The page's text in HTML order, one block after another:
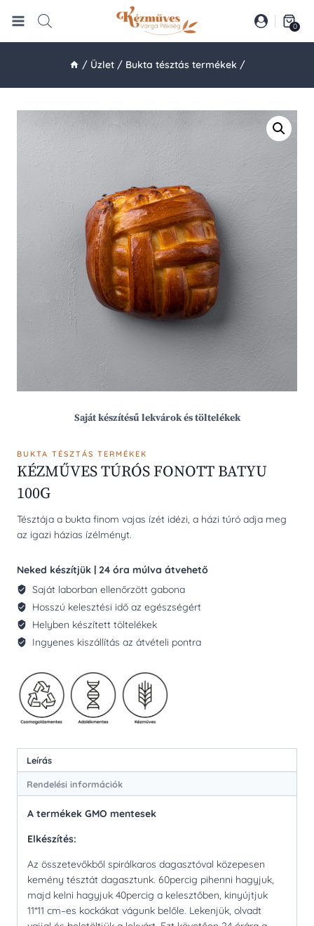
0
/ Üzlet / Bukta tésztás termékek /
Saját készítésű lekvárok és töltelékek
BUKTA TÉSZTÁS TERMÉKEK
KÉZMŰVES TÚRÓS FONOTT BATYU
100G
Tésztája a bukta finom vajas ízét idézi, a házi túró adja meg
az igazi házias ízélményt.
Neked készítjük | 24 óra múlva átvehető
Saját laborban ellenőrzött gabona
Hosszú kelesztési idő az egészségért
Helyben készített töltelékek
Ingyenes kiszállítás az átvételi pontra
Leírás
Rendelési információk
A termékek GMO mentesek
Elkészítés:
Az összetevőkből spirálkaros dagasztóval közepesen
kemény tésztát dagasztunk. 60percig pihenni hagyjuk,
majd kelni hagyjuk 40percig a kelesztőben, kinyújtjuk
11*11 cm–es kockákat vágunk belőle. Lekenjük, olvadt